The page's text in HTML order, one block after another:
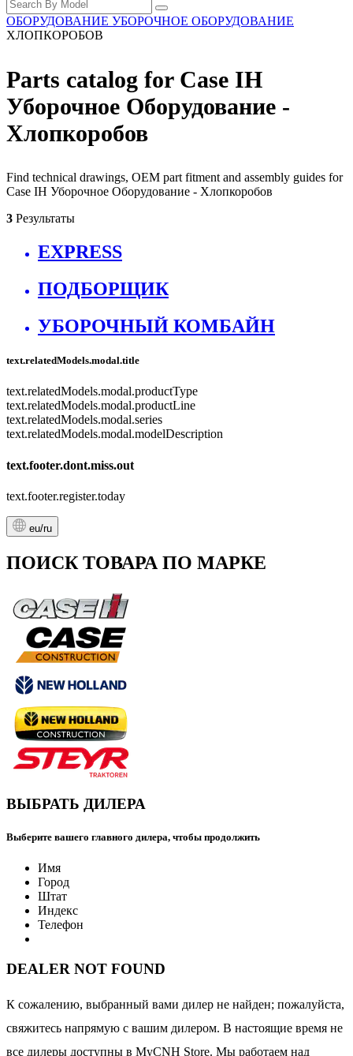
ОБОРУДОВАНИЕ УБОРОЧНОЕ ОБОРУДОВАНИЕ
ХЛОПКОРОБОВ
Parts catalog for Case IH
Уборочное Оборудование -
Хлопкоробов
Find technical drawings, OEM part fitment and assembly guides for
Case IH Уборочное Оборудование - Хлопкоробов
3 Результаты
EXPRESS
ПОДБОРЩИК
УБОРОЧНЫЙ КОМБАЙН
text.relatedModels.modal.title
text.relatedModels.modal.productType
text.relatedModels.modal.productLine
text.relatedModels.modal.series
text.relatedModels.modal.modelDescription
text.footer.dont.miss.out
text.footer.register.today
eu/ru
ПОИСК ТОВАРА ПО МАРКЕ
ВЫБРАТЬ ДИЛЕРА
Выберите вашего главного дилера, чтобы продолжить
Имя
Город
Штат
Индекс
Телефон
DEALER NOT FOUND
К сожалению, выбранный вами дилер не найден; пожалуйста,
свяжитесь напрямую с вашим дилером. В настоящие время не
все дилеры доступны в MyCNH Store. Мы работаем над